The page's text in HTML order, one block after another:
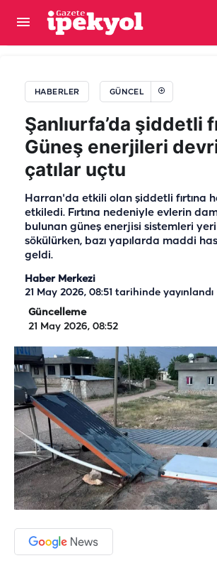
HABERLER GÜNCEL
Şanlıurfa’da şiddetli
Güneş enerjileri
çatılar uçtu
Harran'da etkili olan şiddetli fırtına
etkiledi. Fırtına nedeniyle evlerin
bulunan güneş enerjisi sistemleri
sökülürken, bazı yapılarda maddi
geldi.
Haber Merkezi
21 May 2026, 08:51 tarihinde yayınlandı
Güncelleme
21 May 2026, 08:52
Bağ evi yapmak isteyen